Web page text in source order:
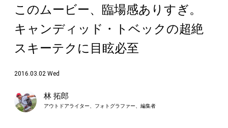
このムービー、臨場感ありすぎ。
キャンディッド・トベックの超絶
スキーテクに目眩必至
2016.03.02 Wed
林 拓郎
アウトドアライター、フォトグラファー、編集者